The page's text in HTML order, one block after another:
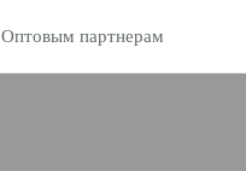
Оптовым партнерам